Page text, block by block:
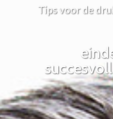
Tips voor de